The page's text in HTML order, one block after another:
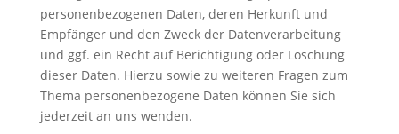
personenbezogenen Daten, deren Herkunft und
Empfänger und den Zweck der Datenverarbeitung
und ggf. ein Recht auf Berichtigung oder Löschung
dieser Daten. Hierzu sowie zu weiteren Fragen zum
Thema personenbezogene Daten können Sie sich
jederzeit an uns wenden.